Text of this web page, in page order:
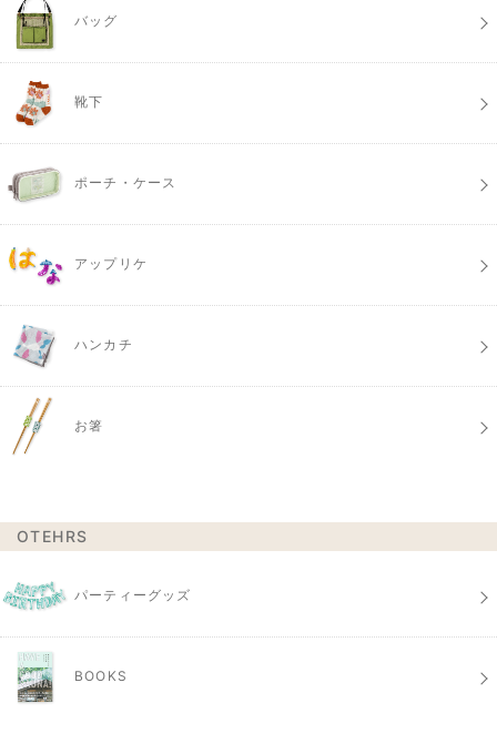
バッグ
靴下
ポーチ・ケース
アップリケ
ハンカチ
お箸
OTEHRS
パーティーグッズ
BOOKS